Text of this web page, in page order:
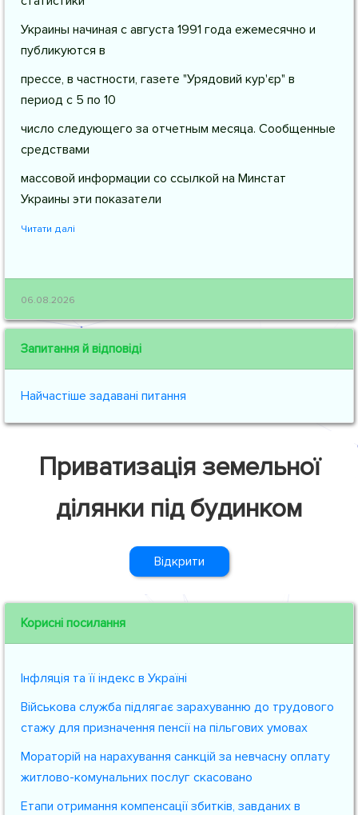
Украины начиная с августа 1991 года ежемесячно и
публикуются в
прессе, в частности, газете "Урядовий кур'єр" в
период с 5 по 10
число следующего за отчетным месяца. Сообщенные
средствами
массовой информации со ссылкой на Минстат
Украины эти показатели
Читати далі
06.08.2026
Запитання й відповіді
Найчастіше задавані питання
Приватизація земельної
ділянки під будинком
Відкрити
Корисні посилання
Інфляція та її індекс в Україні
Військова служба підлягає зарахуванню до трудового
стажу для призначення пенсії на пільгових умовах
Мораторій на нарахування санкцій за невчасну оплату
житлово-комунальних послуг скасовано
Етапи отримання компенсації збитків, завданих в